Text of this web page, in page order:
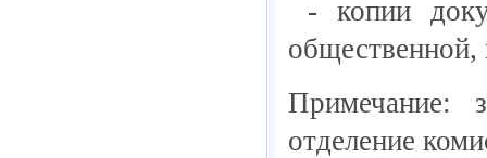
- копии
общественной,
Примечание:
отделение